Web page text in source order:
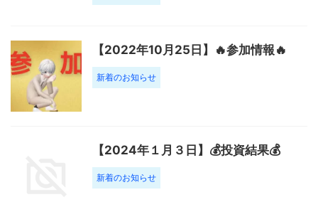
【2022年10月25日】🔥参加情報🔥
新着のお知らせ
【2024年１月３日】💰投資結果💰
新着のお知らせ